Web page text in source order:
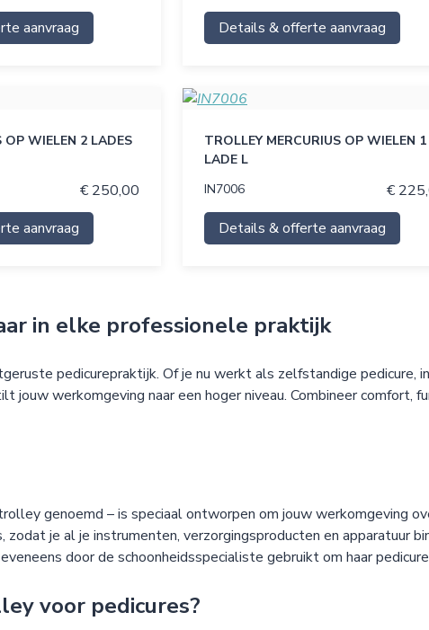
aanvraag
Details & offerte aanvraag
OP WIELEN 2 LADES
€ 250,00
aanvraag
TROLLEY MERCURIUS OP WIELEN 1
LADE L
IN7006
€
Details & offerte aanvraag
in elke professionele praktijk
pedicurepraktijk. Of je nu werkt als zelfstandige pedicure,
jouw werkomgeving naar een hoger niveau. Combineer
genoemd – is speciaal ontworpen om jouw werkomgeving
je al je instrumenten, verzorgingsproducten en apparatuur
door de schoonheidsspecialiste gebruikt om haar
voor pedicures?